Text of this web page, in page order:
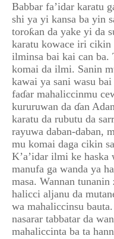
Babbar fa’idar karatu
shi ya yi kansa ba yin
toroƙan da yake yi da
karatu kowace iri cikin
ilminsa bai kai can ba.
komai da ilmi. Sanin
kawai ya sani wasu
faɗar mahaliccinmu
kururuwan da ɗan
karatu da rubutu da
rayuwa daban-daban,
mu komai daga cikin
K’a’idar ilmi ke haska
manufa ga wanda ya
masa. Wannan
halicci aljanu da
wa mahaliccinsu
nasarar tabbatar da
mahaliccinta ba ta